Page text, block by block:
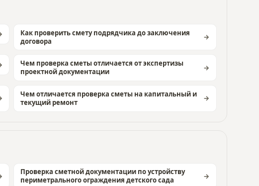
Как проверить смету подрядчика до заключения
договора
Чем проверка сметы отличается от экспертизы
проектной документации
Чем отличается проверка сметы на капитальный и
текущий ремонт
Проверка сметной документации по устройству
периметрального ограждения детского сада